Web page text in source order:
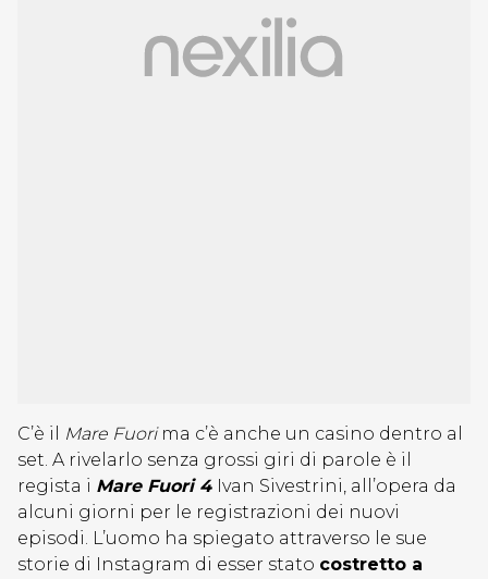
C’è il Mare Fuorima c’è anche un casino dentro al
set. A rivelarlo senza grossi giri di parole è il
regista i Mare Fuori 4 Ivan Sivestrini, all’opera da
alcuni giorni per le registrazioni dei nuovi
episodi. L’uomo ha spiegato attraverso le sue
storie di Instagram di esser stato costretto a